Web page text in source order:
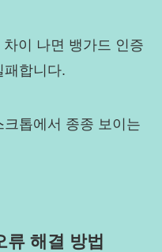
이 나면 뱅가드 인증
패합니다.
톱에서 종종 보이는
류 해결 방법